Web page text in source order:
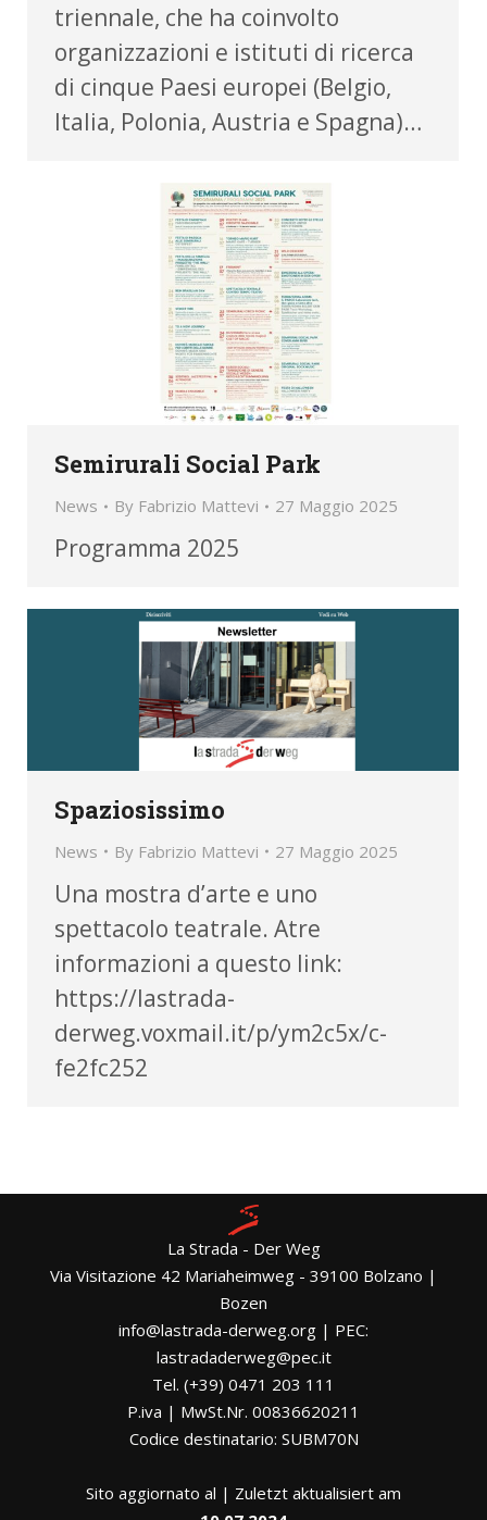
triennale, che ha coinvolto
organizzazioni e istituti di ricerca
di cinque Paesi europei (Belgio,
Italia, Polonia, Austria e Spagna)…
Semirurali Social Park
News By Fabrizio Mattevi 27 Maggio 2025
Programma 2025
Spaziosissimo
News By Fabrizio Mattevi 27 Maggio 2025
Una mostra d’arte e uno
spettacolo teatrale. Atre
informazioni a questo link:
https://lastrada-
derweg.voxmail.it/p/ym2c5x/c-
fe2fc252
La Strada - Der Weg
Via Visitazione 42 Mariaheimweg - 39100 Bolzano |
Bozen
info@lastrada-derweg.org | PEC:
lastradaderweg@pec.it
Tel. (+39) 0471 203 111
P.iva | MwSt.Nr. 00836620211
Codice destinatario: SUBM70N
Sito aggiornato al | Zuletzt aktualisiert am